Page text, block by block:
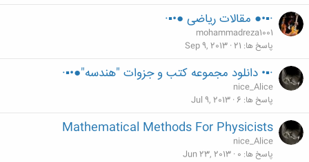
·▪•● مقالات ریاضی ●•▪·
mohammadreza1001
پاسخ ها 21
Sep 9, 2013
·▪• دانلود مجموعه کتب و جزوات "هندسه"●•▪·
nice_Alice
پاسخ ها 6
Jul 9, 2013
Mathematical Methods For Physicists
nice_Alice
پاسخ ها 0
Jun 23, 2013